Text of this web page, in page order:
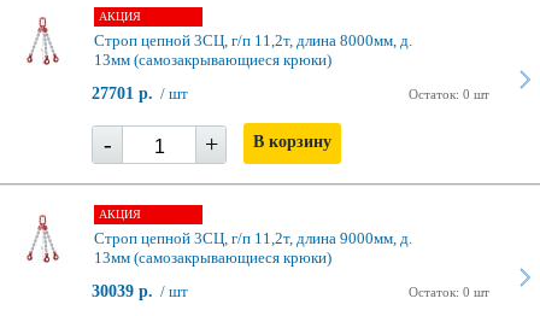
АКЦИЯ
Строп цепной 3СЦ, г/п 11,2т, длина 8000мм, д.
13мм (самозакрывающиеся крюки)
Остаток: 0 шт
27701 р. / шт
- + В корзину
АКЦИЯ
Строп цепной 3СЦ, г/п 11,2т, длина 9000мм, д.
13мм (самозакрывающиеся крюки)
Остаток: 0 шт
30039 р. / шт